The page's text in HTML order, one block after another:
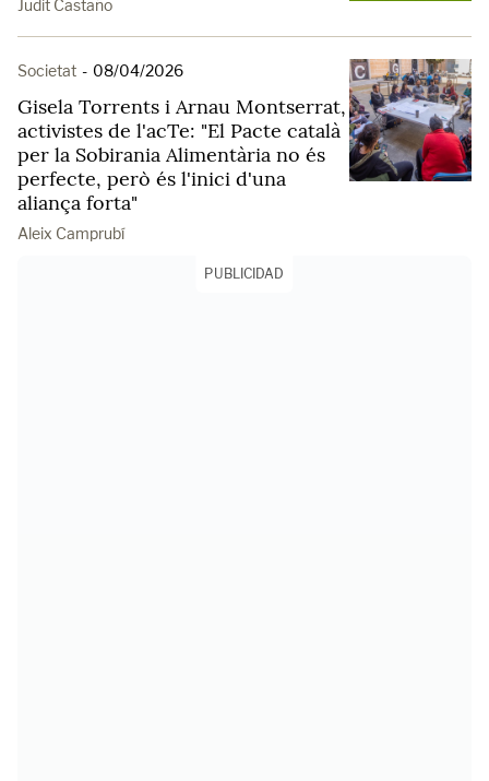
Judit Castaño
Societat - 08/04/2026
Gisela Torrents i Arnau Montserrat,
activistes de l'acTe: "El Pacte català
per la Sobirania Alimentària no és
perfecte, però és l'inici d'una
aliança forta"
Aleix Camprubí
PUBLICIDAD